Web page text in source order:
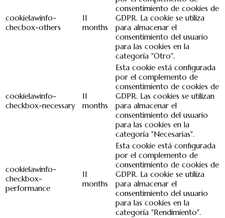
cookielawinfo-
checbox-others
11
months
consentimiento de cookies de
GDPR. La cookie se utiliza
para almacenar el
consentimiento del usuario
para las cookies en la
categoría "Otro".
cookielawinfo-
checkbox-necessary
11
months
Esta cookie está configurada
por el complemento de
consentimiento de cookies de
GDPR. Las cookies se utilizan
para almacenar el
consentimiento del usuario
para las cookies en la
categoría "Necesarias".
cookielawinfo-
checkbox-
performance
11
months
Esta cookie está configurada
por el complemento de
consentimiento de cookies de
GDPR. La cookie se utiliza
para almacenar el
consentimiento del usuario
para las cookies en la
categoría "Rendimiento".